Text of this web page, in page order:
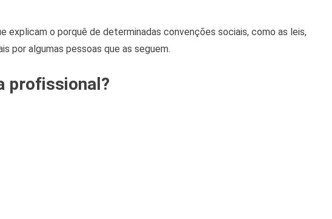
explicam o porquê de determinadas convenções sociais, como as leis,
por algumas pessoas que as seguem.
profissional?